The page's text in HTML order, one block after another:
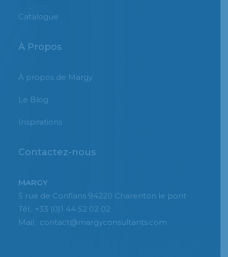
Catalogue
À Propos
À propos de Margy
Le Blog
Inspirations
Contactez-nous
MARGY
5 rue de Conflans 94220 Charenton le pont
Tél.: +33 (0)1 44 52 02 02
Mail : contact@margyconsultants.com